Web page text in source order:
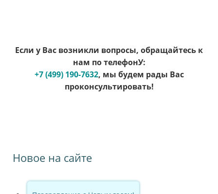
Если у Вас возникли вопросы, обращайтесь к
нам по телефонУ:
+7 (499) 190-7632, мы будем рады Вас
проконсультировать!
Новое на сайте